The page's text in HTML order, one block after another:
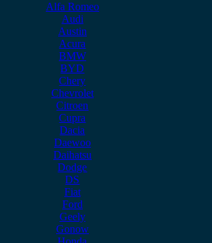
Alfa Romeo
Audi
Austin
Acura
BMW
BYD
Chery
Chevrolet
Citroen
Cupra
Dacia
Daewoo
Daihatsu
Dodge
DS
Fiat
Ford
Geely
Gonow